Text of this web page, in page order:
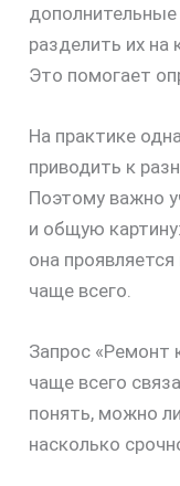
разделить их на
Это помогает
На практике
приводить к
Поэтому важно
и общую
она проявляется
чаще всего.
Запрос «Ремонт
чаще всего
понять, можно
насколько